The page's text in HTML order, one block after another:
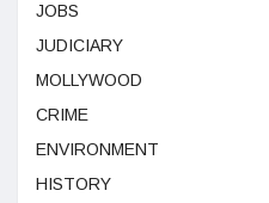
JOBS
JUDICIARY
MOLLYWOOD
CRIME
ENVIRONMENT
HISTORY